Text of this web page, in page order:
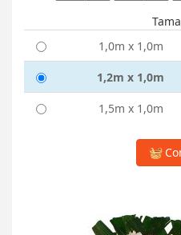
1,0m x 1,0m
1,2m x 1,0m
1,5m x 1,0m